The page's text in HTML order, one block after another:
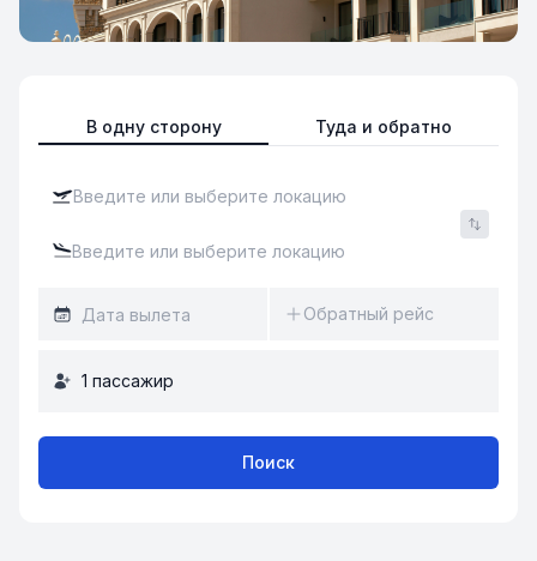
В одну сторону Туда и обратно
Обратный рейс
1 пассажир
Поиск